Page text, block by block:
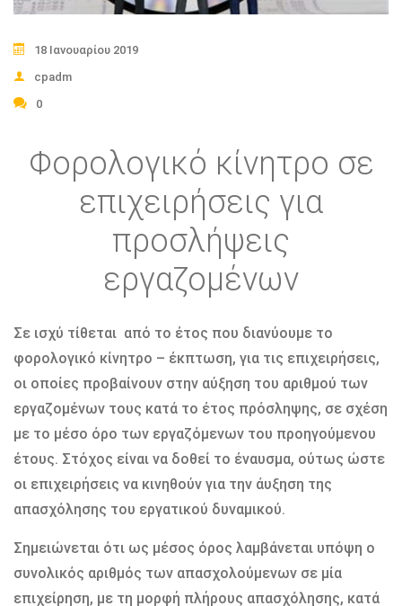
18 Ιανουαρίου 2019
cpadm
0
Φορολογικό κίνητρο σε
επιχειρήσεις για
προσλήψεις
εργαζομένων
Σε ισχύ τίθεται από το έτος που διανύουμε το
φορολογικό κίνητρο – έκπτωση, για τις επιχειρήσεις,
οι οποίες προβαίνουν στην αύξηση του αριθμού των
εργαζομένων τους κατά το έτος πρόσληψης, σε σχέση
με το μέσο όρο των εργαζόμενων του προηγούμενου
έτους. Στόχος είναι να δοθεί το έναυσμα, ούτως ώστε
οι επιχειρήσεις να κινηθούν για την άυξηση της
απασχόλησης του εργατικού δυναμικού.
Σημειώνεται ότι ως μέσος όρος λαμβάνεται υπόψη ο
συνολικός αριθμός των απασχολούμενων σε μία
επιχείρηση, με τη μορφή πλήρους απασχόλησης, κατά